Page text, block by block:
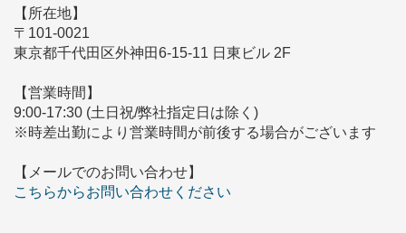
【所在地】
〒101-0021
東京都千代田区外神田6-15-11 日東ビル 2F
【営業時間】
9:00-17:30 (土日祝/弊社指定日は除く)
※時差出勤により営業時間が前後する場合がございます
【メールでのお問い合わせ】
こちらからお問い合わせください